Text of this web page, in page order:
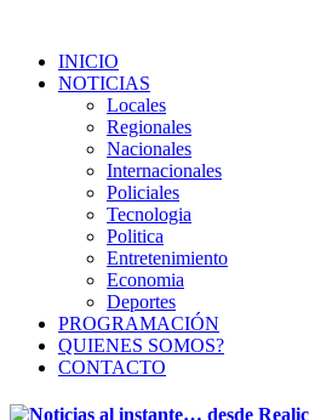
INICIO
NOTICIAS
Locales
Regionales
Nacionales
Internacionales
Policiales
Tecnologia
Politica
Entretenimiento
Economia
Deportes
PROGRAMACIÓN
QUIENES SOMOS?
CONTACTO